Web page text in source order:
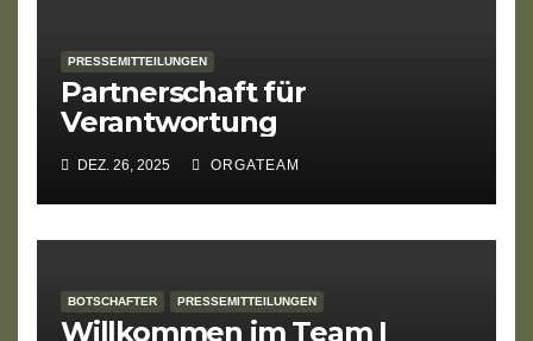
PRESSEMITTEILUNGEN
Partnerschaft für
Verantwortung
DEZ. 26, 2025 ORGATEAM
BOTSCHAFTER PRESSEMITTEILUNGEN
Willkommen im Team |